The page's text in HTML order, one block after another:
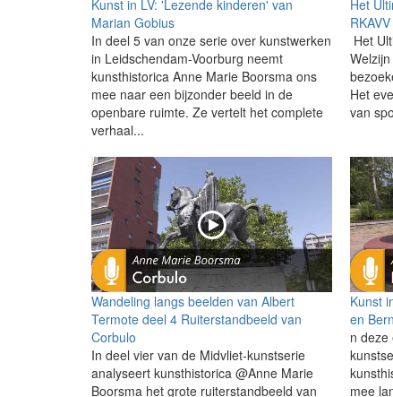
Kunst in LV: 'Lezende kinderen' van
Marian Gobius
In deel 5 van onze serie over kunstwerken
in Leidschendam-Voorburg neemt
kunsthistorica Anne Marie Boorsma ons
mee naar een bijzonder beeld in de
openbare ruimte. Ze vertelt het complete
verhaal...
Het
Het
Het
van
Wandeling langs beelden van Albert
Termote deel 4 Ruiterstandbeeld van
Corbulo
In deel vier van de Midvliet-kunstserie
analyseert kunsthistorica @Anne Marie
Boorsma het grote ruiterstandbeeld van
Kunst
en
n deze
mee